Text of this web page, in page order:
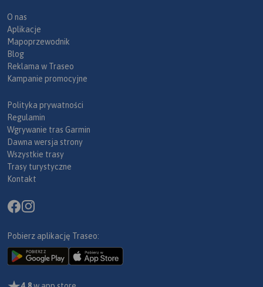
O nas
Aplikacje
Mapoprzewodnik
Blog
Reklama w Traseo
Kampanie promocyjne
Polityka prywatności
Regulamin
Wgrywanie tras Garmin
Dawna wersja strony
Wszystkie trasy
Trasy turystyczne
Kontakt
Pobierz aplikację Traseo: